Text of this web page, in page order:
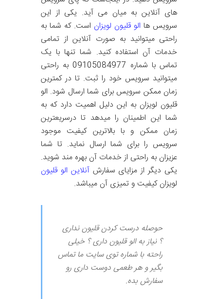
های آنلاین به میان می آید. یکی از این
سرویس ها الو قلیون لویزان است. که شما به
راحتی میتوانید به صورت آنلاین از تمامی
خدمات آن استفاده کنید. شما تنها با یک
تماس با شماره 09105084977 به راحتی
میتوانید سرویس خود را ثبت. تا در کمترین
زمان ممکن سرویس برای شما ارسال شود. الو
قلیون لویزان به این دلیل اهمیت دارد که به
شما این اطمینان را میدهد تا درسریعترین
زمان ممکن و با بالاترین کیفیت موجود
سرویس را برای شما ارسال نماید. تا شما
عزیزان به راحتی از خدمات آن بهره مند شوید.
یکی دیگر از مزایای سفارشآنلاین الو قلیون
لویزان کیفیت و تمیزی آن میباشد.
حوصله درست کردن قلیون نداری
؟ نیاز به الو قلیون داری ؟ خیلی
راحته با شماره توی سایت ما تماس
بگیر و هر طعمی دوست داری رو
سفارش بده.